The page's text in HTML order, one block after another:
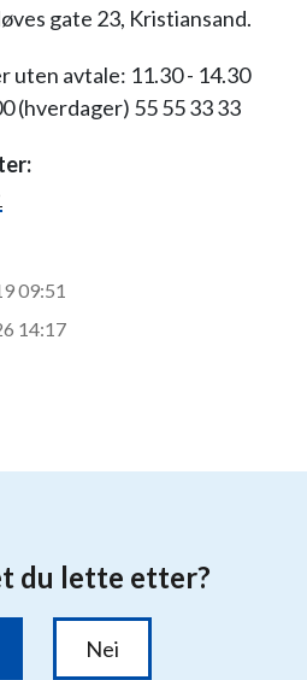
gate 23, Kristiansand.
uten avtale: 11.30 - 14.30
(hverdager) 55 55 33 33
09:51
14:17